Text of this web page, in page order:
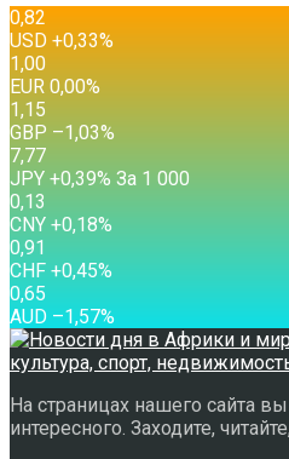
0,82
USD +0,33%
1,00
EUR 0,00%
1,15
GBP –1,03%
7,77
JPY +0,39% За 1 000
0,13
CNY +0,18%
0,91
CHF +0,45%
0,65
AUD –1,57%
На страницах нашего сайта
интересного. Заходите,